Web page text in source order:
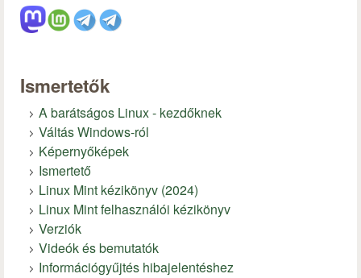
Ismertetők
A barátságos Linux - kezdőknek
Váltás Windows-ról
Képernyőképek
Ismertető
Linux Mint kézikönyv (2024)
Linux Mint felhasználói kézikönyv
Verziók
Videók és bemutatók
Információgyűjtés hibajelentéshez